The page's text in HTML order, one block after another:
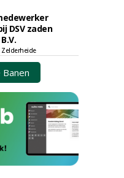
DSV zaden
Zelderheide